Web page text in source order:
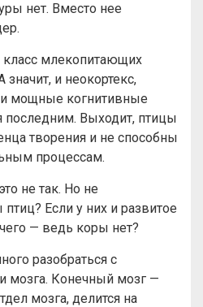
нет. Вместо нее
млекопитающих
и неокортекс,
мощные когнитивные
последним. Выходит, птицы
творения и не способны
процессам.
не так. Но не
Если у них и развитое
— ведь коры нет?
разобраться с
мозга. Конечный мозг —
мозга, делится на